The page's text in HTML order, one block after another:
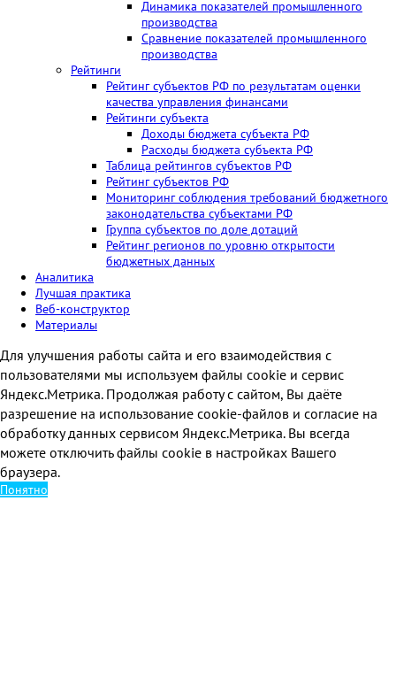
Динамика показателей промышленного
производства
Сравнение показателей промышленного
производства
Рейтинги
Рейтинг субъектов РФ по результатам оценки
качества управления финансами
Рейтинги субъекта
Доходы бюджета субъекта РФ
Расходы бюджета субъекта РФ
Таблица рейтингов субъектов РФ
Рейтинг субъектов РФ
Мониторинг соблюдения требований бюджетного
законодательства субъектами РФ
Группа субъектов по доле дотаций
Рейтинг регионов по уровню открытости
бюджетных данных
Аналитика
Лучшая практика
Веб-конструктор
Материалы
Для улучшения работы сайта и его взаимодействия с
пользователями мы используем файлы cookie и сервис
Яндекс.Метрика. Продолжая работу с сайтом, Вы даёте
разрешение на использование cookie-файлов и согласие на
обработку данных сервисом Яндекс.Метрика. Вы всегда
можете отключить файлы cookie в настройках Вашего
браузера.
Понятно